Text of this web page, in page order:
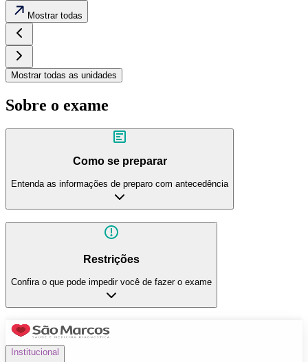
Mostrar todas
Mostrar todas as unidades
Sobre o exame
Como se preparar
Entenda as informações de preparo com antecedência
Restrições
Confira o que pode impedir você de fazer o exame
Institucional